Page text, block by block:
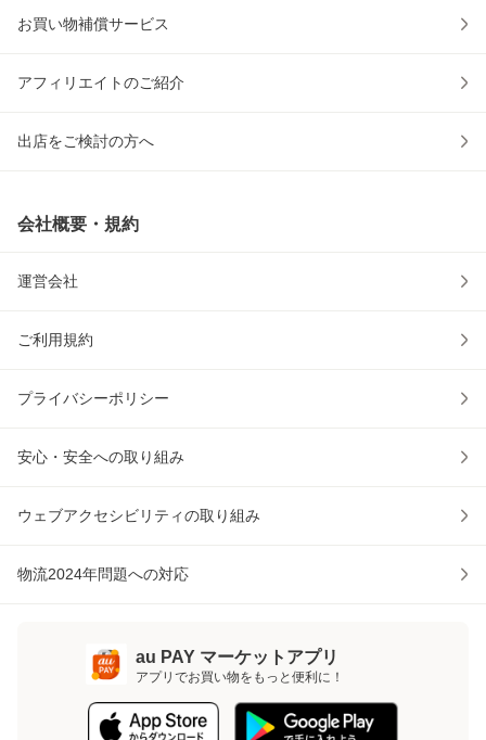
お買い物補償サービス
アフィリエイトのご紹介
出店をご検討の方へ
会社概要・規約
運営会社
ご利用規約
プライバシーポリシー
安心・安全への取り組み
ウェブアクセシビリティの取り組み
物流2024年問題への対応
au PAY マーケットアプリ
アプリでお買い物をもっと便利に！